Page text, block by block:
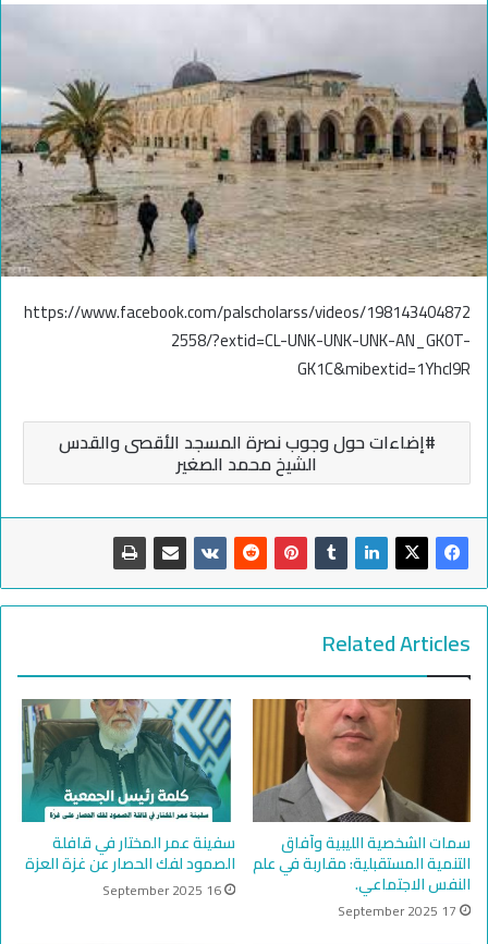
https://www.facebook.com/palscholarss/videos/198143404872
2558/?extid=CL-UNK-UNK-UNK-AN_GK0T-
GK1C&mibextid=1YhcI9R
إضاءات حول وجوب نصرة المسجد الأقصى والقدس
الشيخ محمد الصغير
Related Articles
سمات الشخصية الليبية وآفاق
التنمية المستقبلية: مقاربة في علم
النفس الاجتماعي.
17 September 2025
سفينة عمر المختار في قافلة
الصمود لفك الحصار عن غزة العزة
16 September 2025